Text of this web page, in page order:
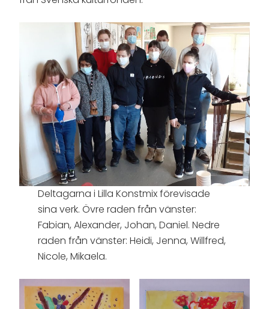
Deltagarna i Lilla Konstmix förevisade
sina verk. Övre raden från vänster:
Fabian, Alexander, Johan, Daniel. Nedre
raden från vänster: Heidi, Jenna, Willfred,
Nicole, Mikaela.